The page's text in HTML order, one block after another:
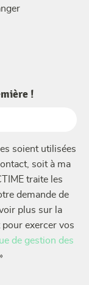
!
soient utilisées
soit à ma
traite les
demande de
exercer vos
de gestion des
»